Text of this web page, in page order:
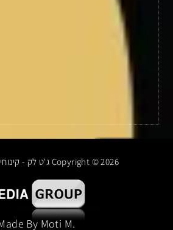
Copyright © 2026 ג'ט לק - קינוחים באקסטרים
.made By Moti M